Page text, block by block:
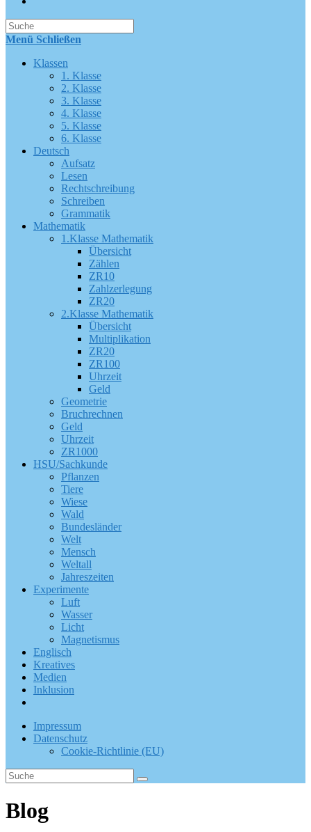
Suche
nach:
Menü Schließen
Klassen
1. Klasse
2. Klasse
3. Klasse
4. Klasse
5. Klasse
6. Klasse
Deutsch
Aufsatz
Lesen
Rechtschreibung
Schreiben
Grammatik
Mathematik
1.Klasse Mathematik
Übersicht
Zählen
ZR10
Zahlzerlegung
ZR20
2.Klasse Mathematik
Übersicht
Multiplikation
ZR20
ZR100
Uhrzeit
Geld
Geometrie
Bruchrechnen
Geld
Uhrzeit
ZR1000
HSU/Sachkunde
Pflanzen
Tiere
Wiese
Wald
Bundesländer
Welt
Mensch
Weltall
Jahreszeiten
Experimente
Luft
Wasser
Licht
Magnetismus
Englisch
Kreatives
Medien
Inklusion
Impressum
Datenschutz
Cookie-Richtlinie (EU)
Blog